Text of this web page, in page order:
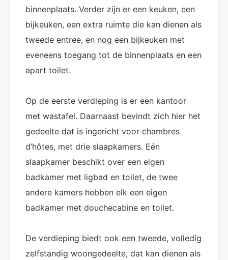
binnenplaats. Verder zijn er een keuken, een
bijkeuken, een extra ruimte die kan dienen als
tweede entree, en nog een bijkeuken met
eveneens toegang tot de binnenplaats en een
apart toilet.
Op de eerste verdieping is er een kantoor
met wastafel. Daarnaast bevindt zich hier het
gedeelte dat is ingericht voor chambres
d’hôtes, met drie slaapkamers. Eén
slaapkamer beschikt over een eigen
badkamer met ligbad en toilet, de twee
andere kamers hebben elk een eigen
badkamer met douchecabine en toilet.
De verdieping biedt ook een tweede, volledig
zelfstandig woongedeelte, dat kan dienen als